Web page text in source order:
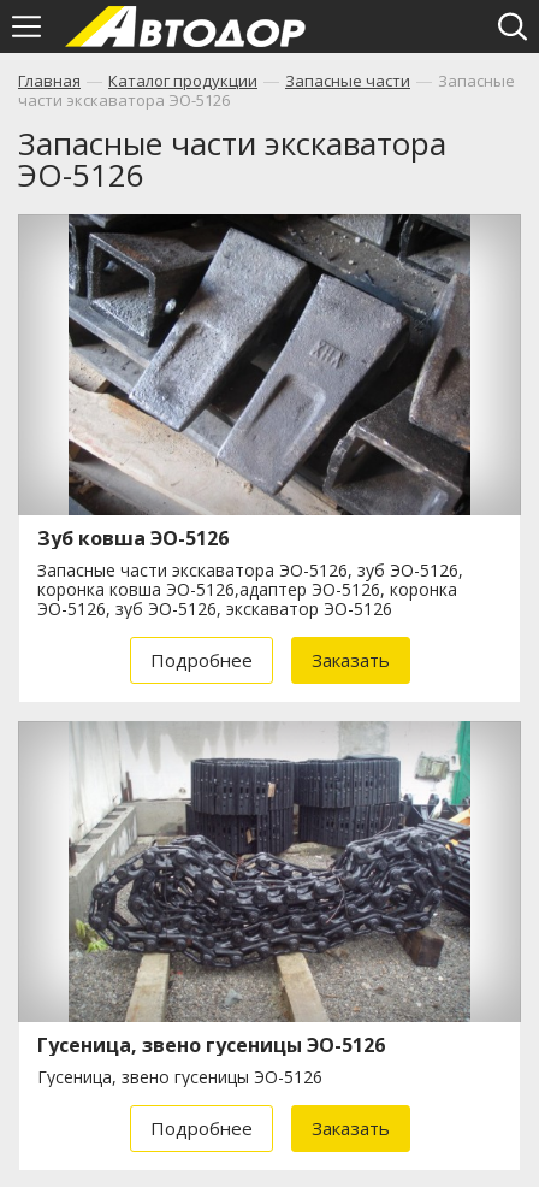
Главная — Каталог продукции — Запасные части — Запасные
части экскаватора ЭО-5126
Запасные части экскаватора
ЭО-5126
Зуб ковша ЭО-5126
Запасные части экскаватора ЭО-5126, зуб ЭО-5126,
коронка ковша ЭО-5126,адаптер ЭО-5126, коронка
ЭО-5126, зуб ЭО-5126, экскаватор ЭО-5126
Подробнее Заказать
Гусеница, звено гусеницы ЭО-5126
Гусеница, звено гусеницы ЭО-5126
Подробнее Заказать